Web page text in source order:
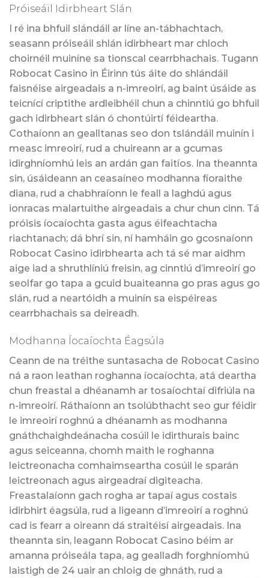
Próiseáil Idirbheart Slán
I ré ina bhfuil slándáil ar líne an-tábhachtach,
seasann próiseáil shlán idirbheart mar chloch
choirnéil muiníne sa tionscal cearrbhachais. Tugann
Robocat Casino in Éirinn tús áite do shlándáil
faisnéise airgeadais a n-imreoirí, ag baint úsáide as
teicnící criptithe ardleibhéil chun a chinntiú go bhfuil
gach idirbheart slán ó chontúirtí féideartha.
Cothaíonn an gealltanas seo don tslándáil muinín i
measc imreoirí, rud a chuireann ar a gcumas
idirghníomhú leis an ardán gan faitíos. Ina theannta
sin, úsáideann an ceasaíneo modhanna fíoraithe
diana, rud a chabhraíonn le feall a laghdú agus
ionracas malartuithe airgeadais a chur chun cinn. Tá
próisis íocaíochta gasta agus éifeachtacha
riachtanach; dá bhrí sin, ní hamháin go gcosnaíonn
Robocat Casino idirbhearta ach tá sé mar aidhm
aige iad a shruthlíniú freisin, ag cinntiú d’imreoirí go
seolfar go tapa a gcuid buaiteanna go pras agus go
slán, rud a neartóidh a muinín sa eispéireas
cearrbhachais sa deireadh.
Modhanna Íocaíochta Éagsúla
Ceann de na tréithe suntasacha de Robocat Casino
ná a raon leathan roghanna íocaíochta, atá deartha
chun freastal a dhéanamh ar tosaíochtaí difriúla na
n-imreoirí. Ráthaíonn an tsolúbthacht seo gur féidir
le imreoirí roghnú a dhéanamh as modhanna
gnáthchaighdeánacha cosúil le idirthurais bainc
agus seiceanna, chomh maith le roghanna
leictreonacha comhaimseartha cosúil le sparán
leictreonach agus airgeadraí digiteacha.
Freastalaíonn gach rogha ar tapaí agus costais
idirbhirt éagsúla, rud a ligeann d’imreoirí a roghnú
cad is fearr a oireann dá straitéisí airgeadais. Ina
theannta sin, leagann Robocat Casino béim ar
amanna próiseála tapa, ag gealladh forghníomhú
laistigh de 24 uair an chloig de ghnáth, rud a